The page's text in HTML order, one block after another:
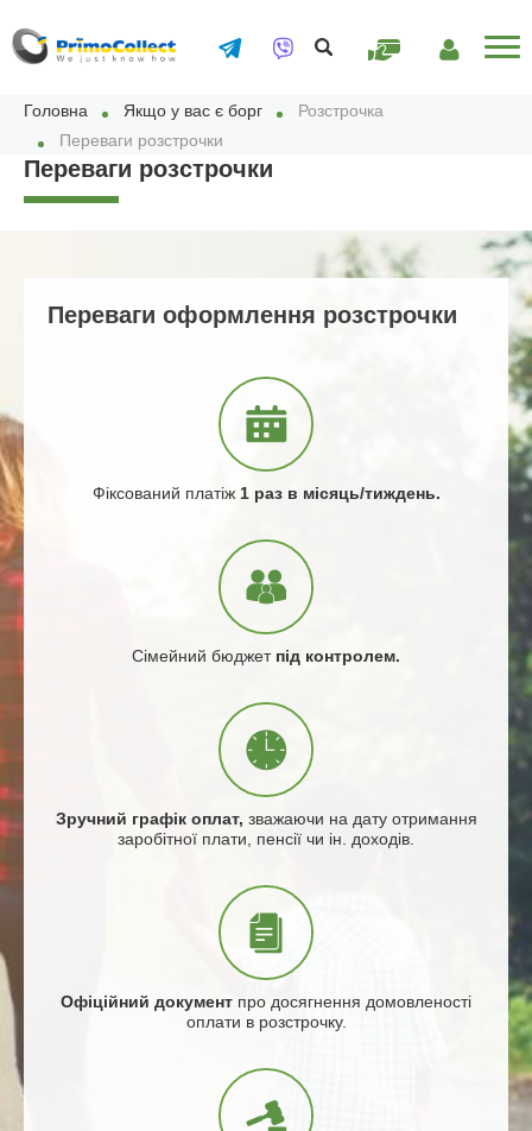
ОНЛАЙН
КАБІНЕТ
Головна Якщо у вас є борг
Розстрочка
Переваги розстрочки
Переваги розстрочки
Переваги оформлення розстрочки
Фіксований платіж 1 раз в місяць/тиждень.
Сімейний бюджет під контролем.
Зручний графік оплат, зважаючи на дату отримання
заробітної плати, пенсії чи ін. доходів.
Офіційний документ про досягнення домовленості
оплати в розстрочку.